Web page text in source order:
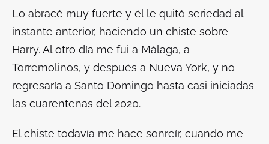
Lo abracé muy fuerte y él le quitó seriedad al
instante anterior, haciendo un chiste sobre
Harry. Al otro día me fui a Málaga, a
Torremolinos, y después a Nueva York, y no
regresaría a Santo Domingo hasta casi iniciadas
las cuarentenas del 2020.
El chiste todavía me hace sonreír, cuando me